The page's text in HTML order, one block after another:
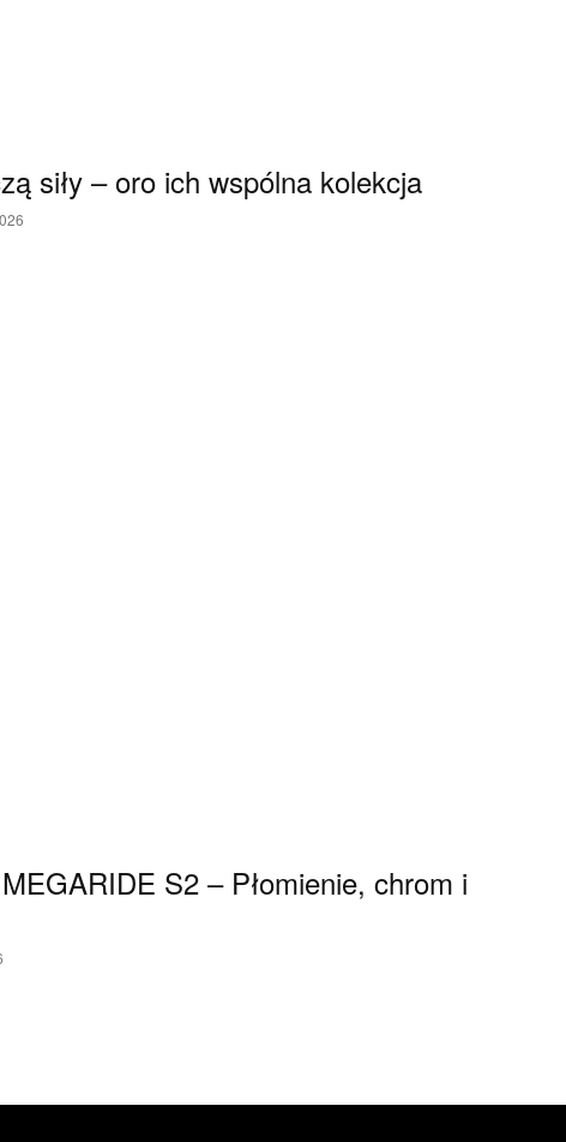
siły – oro ich wspólna kolekcja
S2 – Płomienie, chrom i